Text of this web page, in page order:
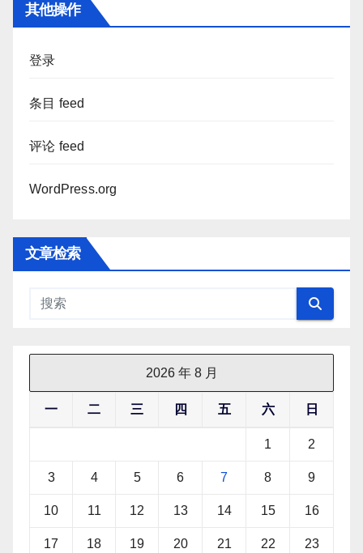
其他操作
登录
条目 feed
评论 feed
WordPress.org
文章检索
2026 年 8 月
一 二 三 四 五 六 日
1 2
3 4 5 6 7 8 9
10 11 12 13 14 15 16
17 18 19 20 21 22 23